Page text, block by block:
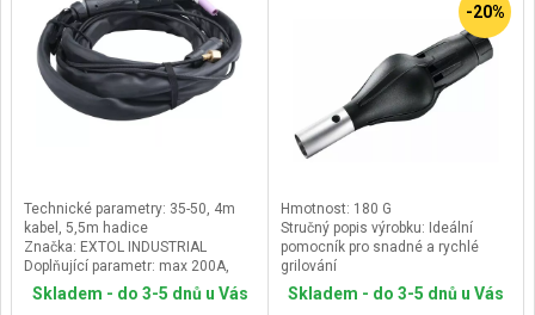
Technické parametry: 35-50, 4m
kabel, 5,5m hadice
Značka: EXTOL INDUSTRIAL
Doplňující parametr: max 200A,
wolframová elektroda ⌀ 2,4mm,
keramická vložka ⌀ 11mm
Skladem - do 3-5 dnů u Vás
-20%
Hmotnost: 180 G
Stručný popis výrobku: Ideální
pomocník pro snadné a rychlé
grilování
Vlastnosti hlavního výrobku:
Žáruvzdorný materiál a doplňkový
Skladem - do 3-5 dnů u Vás